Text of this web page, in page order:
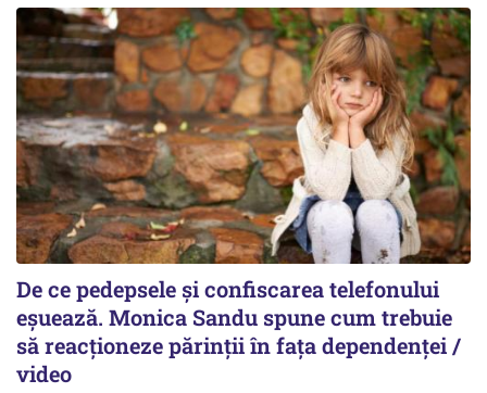
De ce pedepsele și confiscarea telefonului
eșuează. Monica Sandu spune cum trebuie
să reacționeze părinții în fața dependenței /
video